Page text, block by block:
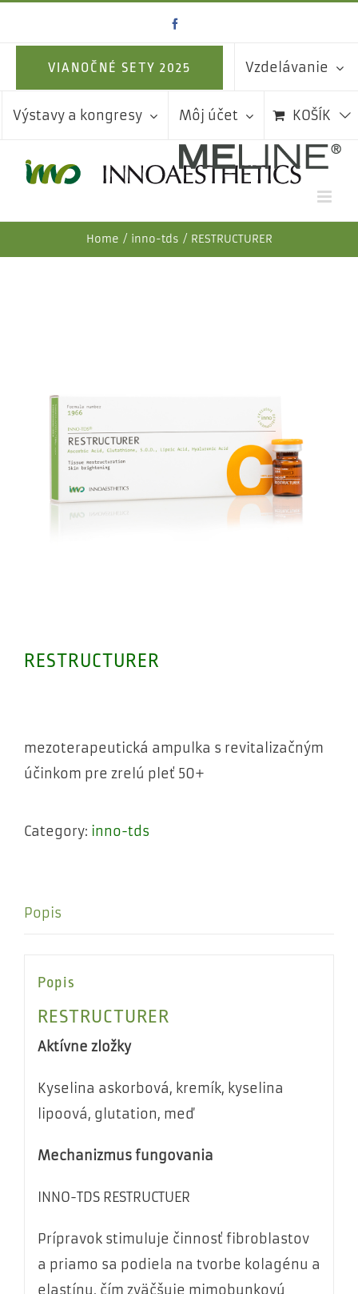
contentVIANOČNÉ SETY 2025 Vzdelávanie
Výstavy a kongresy Môj účet KOŠÍK
Home inno-tds RESTRUCTURER
RESTRUCTURER
mezoterapeutická ampulka s revitalizačným
účinkom pre zrelú pleť 50+
Category: inno-tds
Popis
Popis
RESTRUCTURER
Aktívne zložky
Kyselina askorbová, kremík, kyselina
lipoová, glutation, meď
Mechanizmus fungovania
INNO-TDS RESTRUCTUER
Prípravok stimuluje činnosť fibroblastov
a priamo sa podiela na tvorbe kolagénu a
elastínu, čím zväčšuje mimobunkovú